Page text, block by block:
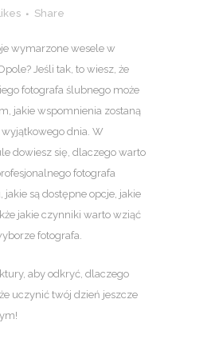
Share
wymarzone wesele w
Jeśli tak, to wiesz, że
fotografa ślubnego może
jakie wspomnienia zostaną
dnia. W
dowiesz się, dlaczego warto
fotografa
są dostępne opcje, jakie
jakie czynniki warto wziąć
fotografa.
aby odkryć, dlaczego
uczynić twój dzień jeszcze